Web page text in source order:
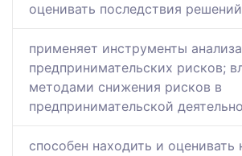
оценивать последствия решений
применяет инструменты
предпринимательских рисков;
методами снижения рисков в
предпринимательской
способен находить и оценивать